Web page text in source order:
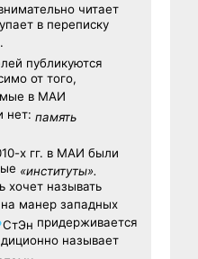
читает
в переписку
публикуются
от того,
в МАИ
нет: память
х гг. в МАИ были
«институты».
хочет называть
манер западных
СтЭн придерживается
называет